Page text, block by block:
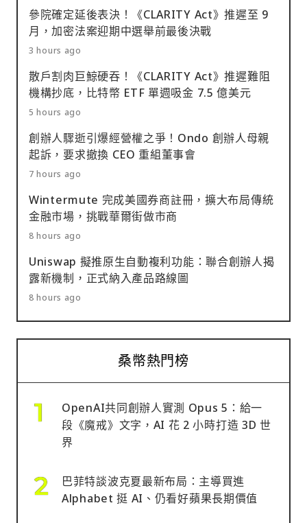
參院確定延後表決！《CLARITY Act》推遲至 9
月，加密法案迎期中選舉前最後決戰
3 hours ago
散戶割肉巨鯨硬吞！《CLARITY Act》推遲難阻
機構抄底，比特幣 ETF 單週吸金 7.5 億美元
5 hours ago
創辦人驟逝引爆經營權之爭！Ondo 創辦人母親
起訴，要求撤換 CEO 重組董事會
7 hours ago
Wintermute 完成美國券商註冊，擴大布局傳統
金融市場，挑戰華爾街做市商
8 hours ago
Uniswap 擬推原生自動複利功能：聯合創辦人揭
露新機制，正式納入產品路線圖
8 hours ago
桑幣熱門榜
OpenAI共同創辦人實測 Opus 5：給一
段《魔戒》文字，AI 花 2 小時打造 3D 世
界
巴菲特談波克夏最新布局：主導買進
Alphabet 挺 AI、仍看好蘋果長期價值